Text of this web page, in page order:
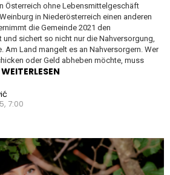
Österreich ohne Lebensmittelgeschäft
in Niederösterreich einen anderen
die Gemeinde 2021 den
sichert so nicht nur die Nahversorgung,
Am Land mangelt es an Nahversorgern. Wer
oder Geld abheben möchte, muss
WEITERLESEN
7:00